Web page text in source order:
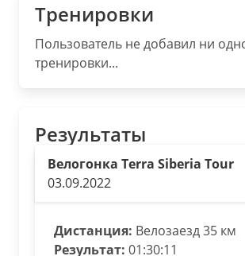
Тренировки
Пользователь не добавил ни
тренировки...
Результаты
Велогонка Terra Siberia Tour
03.09.2022
Дистанция: Велозаезд 35 км
Результат: 01:30:11